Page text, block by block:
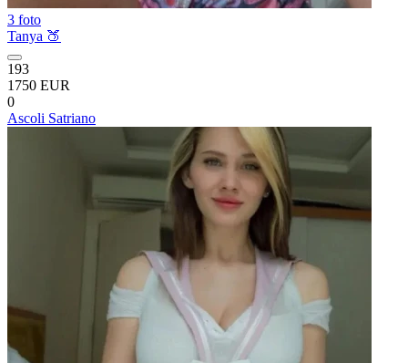
3 foto
Tanya 🍑
193
1750 EUR
0
Ascoli Satriano